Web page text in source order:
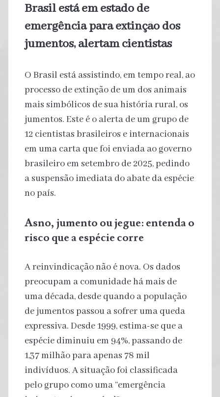
Brasil está em estado de
emergência para extinção dos
jumentos, alertam cientistas
O Brasil está assistindo, em tempo real, ao
processo de extinção de um dos animais
mais simbólicos de sua história rural, os
jumentos. Este é o alerta de um grupo de
12 cientistas brasileiros e internacionais
em uma carta que foi enviada ao governo
brasileiro em setembro de 2025, pedindo
a suspensão imediata do abate da espécie
no país.
Asno, jumento ou jegue: entenda o
risco que a espécie corre
A reinvindicação não é nova. Os dados
preocupam a comunidade há mais de
uma década, desde quando a população
de jumentos passou a sofrer uma queda
expressiva. Desde 1999, estima-se que a
espécie diminuiu em 94%, passando de
1,37 milhão para apenas 78 mil
indivíduos. A situação foi classificada
pelo grupo como uma “emergência